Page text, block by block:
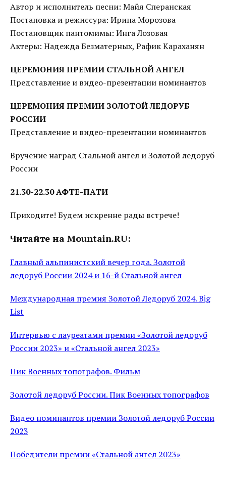
Автор и исполнитель песни: Майя Сперанская
Постановка и режиссура: Ирина Морозова
Постановщик пантомимы: Инга Лозовая
Актеры: Надежда Безматерных, Рафик Караханян
ЦЕРЕМОНИЯ ПРЕМИИ СТАЛЬНОЙ АНГЕЛ
Представление и видео-презентации номинантов
ЦЕРЕМОНИЯ ПРЕМИИ ЗОЛОТОЙ ЛЕДОРУБ
РОССИИ
Представление и видео-презентации номинантов
Вручение наград Стальной ангел и Золотой ледоруб
России
21.30-22.30 АФТЕ-ПАТИ
Приходите! Будем искренне рады встрече!
Читайте на Mountain.RU:
Главный альпинистский вечер года. Золотой
ледоруб России 2024 и 16-й Стальной ангел
Международная премия Золотой Ледоруб 2024. Big
List
Интервью с лауреатами премии «Золотой ледоруб
России 2023» и «Стальной ангел 2023»
Пик Военных топографов. Фильм
Золотой ледоруб России. Пик Военных топографов
Видео номинантов премии Золотой ледоруб России
2023
Победители премии «Стальной ангел 2023»